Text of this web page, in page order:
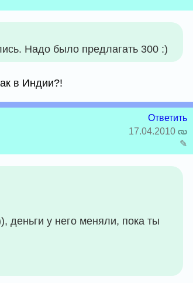
Надо было предлагать 300 :)
в Индии?!
Ответить
17.04.2010
✎
деньги у него меняли, пока ты